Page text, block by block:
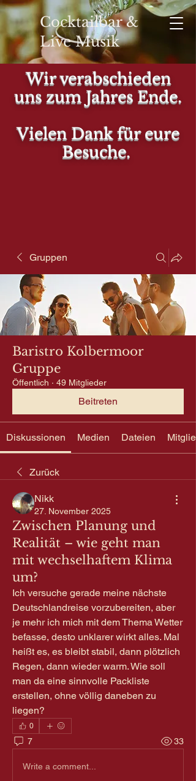
Cocktailbar &
Live Musik
Wir verabschieden
uns zum Jahres Ende.
Vielen Dank für eure
Besuche.
Gruppen
Baristro Kolbermoor
Gruppe
Öffentlich · 49 Mitglieder
Beitreten
Diskussionen Medien Dateien
Zurück
Nikk
27. November 2025
Zwischen Planung und
Realität – wie geht man
mit wechselhaftem Klima
um?
Ich versuche gerade meine nächste
Deutschlandreise vorzubereiten, aber
je mehr ich mich mit dem Thema Wetter
befasse, desto unklarer wirkt alles. Mal
heißt es, es bleibt stabil, dann plötzlich
Regen, dann wieder warm. Wie soll
man da eine sinnvolle Packliste
erstellen, ohne völlig daneben zu
liegen?
0
7 33
Write a comment...